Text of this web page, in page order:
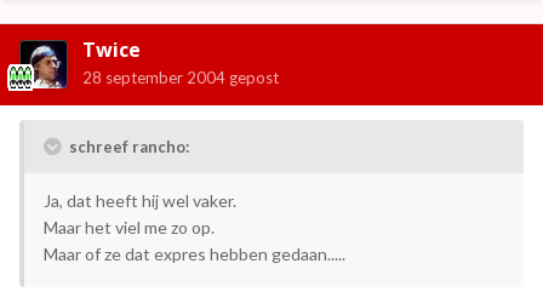
Twice
28 september 2004 gepost
schreef rancho:
Ja, dat heeft hij wel vaker.
Maar het viel me zo op.
Maar of ze dat expres hebben gedaan.....